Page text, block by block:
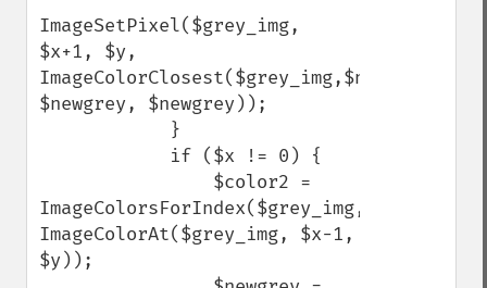
ImageSetPixel($grey_img,
$x+1, $y,
ImageColorClosest($grey_img,$newgrey,
$newgrey, $newgrey));
ImageColorsForIndex($grey_img,
ImageColorAt($grey_img, $x-1,
$y));